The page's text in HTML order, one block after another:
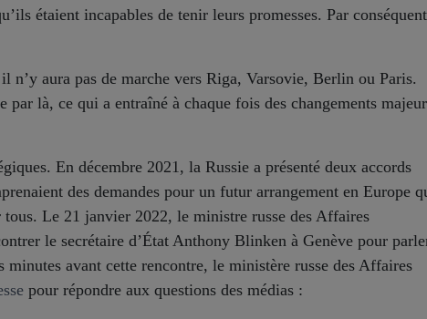
étaient incapables de tenir leurs promesses. Par
aura pas de marche vers Riga, Varsovie, Berlin ou Paris.
par là, ce qui a entraîné à chaque fois des changements
En décembre 2021, la Russie a présenté deux accords
des demandes pour un futur arrangement en Europe
Le 21 janvier 2022, le ministre russe des Affaires
le secrétaire d’État Anthony Blinken à Genève pour
minutes avant cette rencontre, le ministère russe des Affaires
pour répondre aux questions des médias :